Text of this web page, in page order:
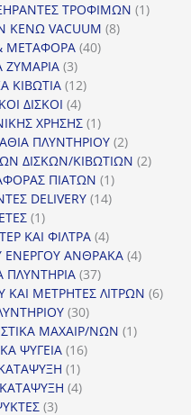
προϊόντα
ΤΡΟΦΙΜΩΝ 11
ΚΕΝΩ VACUUM 88
ΜΕΤΑΦΟΡΑ 4040
ΖΥΜΑΡΙΑ 33
προϊόντα
ΚΙΒΩΤΙΑ 1212
ΔΙΣΚΟΙ 44
προϊόντα
ΧΡΗΣΗΣ 11
προϊόν
ΠΛΥΝΤΗΡΙΟΥ 22
προϊόντα
ΔΙΣΚΩΝ/ΚΙΒΩΤΙΩΝ 22
ΠΙΑΤΩΝ 11
προϊόν
DELIVERY 1414
11
προϊόν
ΚΑΙ ΦΙΛΤΡΑ 44
προϊόντα
ΕΝΕΡΓΟΥ ΑΝΘΡΑΚΑ 44
ΠΛΥΝΤΗΡΙΑ 3737
προϊόντα
ΜΕΤΡΗΤΕΣ ΛΙΤΡΩΝ 66
3030
προϊόντα
ΜΑΧΑΙΡ/ΝΩΝ 11
ΨΥΓΕΙΑ 1616
11
προϊόν
44
33